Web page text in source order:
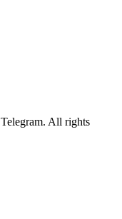
All rights